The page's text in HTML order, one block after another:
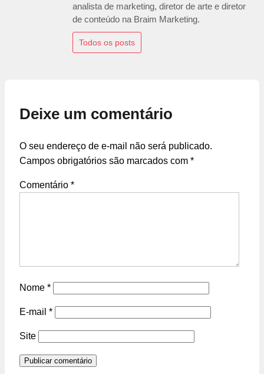
analista de marketing, diretor de arte e diretor
de conteúdo na Braim Marketing.
Todos os posts
Deixe um comentário
O seu endereço de e-mail não será publicado.
Campos obrigatórios são marcados com *
Comentário *
Nome *
E-mail *
Site